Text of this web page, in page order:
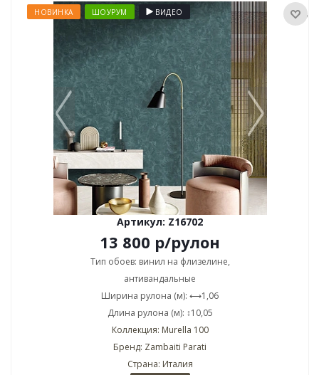
НОВИНКА ШОУРУМ ВИДЕО
Артикул: Z16702
13 800 р/рулон
Тип обоев: винил на флизелине,
антивандальные
Ширина рулона (м): ⟷1,06
Длина рулона (м): ↕10,05
Коллекция: Murella 100
Бренд: Zambaiti Parati
Страна: Италия